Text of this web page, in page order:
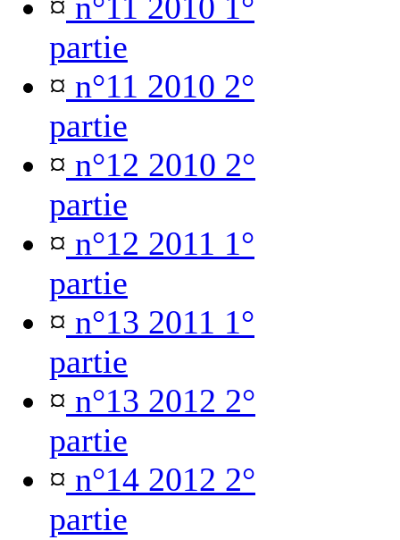
partie
¤ n°11 2010 2°
partie
¤ n°12 2010 2°
partie
¤ n°12 2011 1°
partie
¤ n°13 2011 1°
partie
¤ n°13 2012 2°
partie
¤ n°14 2012 2°
partie